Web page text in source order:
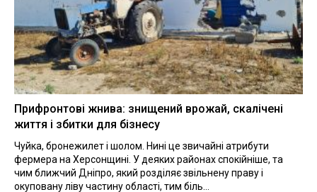
Прифронтові жнива: знищений врожай, скалічені
життя і збитки для бізнесу
Чуйка, бронежилет і шолом. Нині це звичайні атрибути
фермера на Херсонщині. У деяких районах спокійніше, та
чим ближчий Дніпро, який розділяє звільнену праву і
окуповану ліву частину області, тим біль...